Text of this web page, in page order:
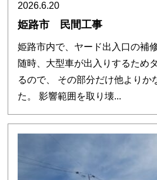
2026.6.20
姫路市 民間工事
姫路市内で、ヤード出入口の補
随時、大型車が出入りするため
るので、 その部分だけ他よりか
た。 影響範囲を取り壊...